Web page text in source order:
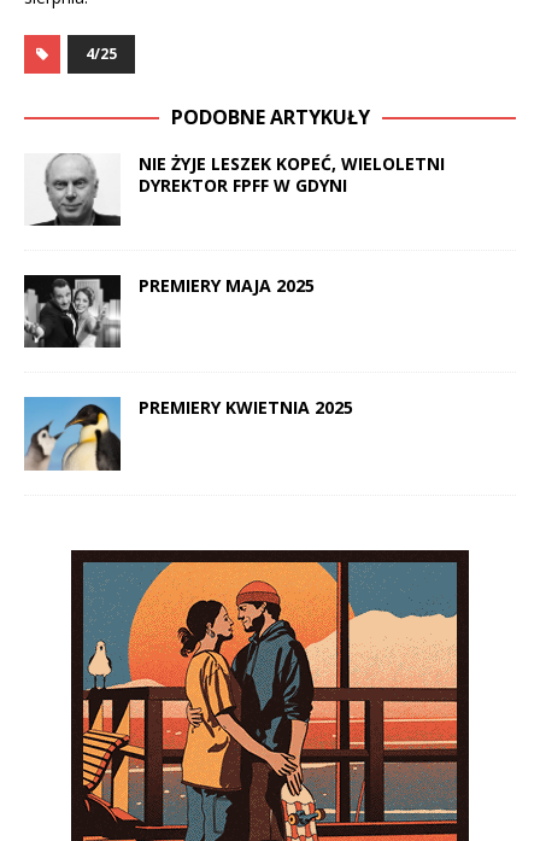
4/25
PODOBNE ARTYKUŁY
NIE ŻYJE LESZEK KOPEĆ, WIELOLETNI
DYREKTOR FPFF W GDYNI
PREMIERY MAJA 2025
PREMIERY KWIETNIA 2025